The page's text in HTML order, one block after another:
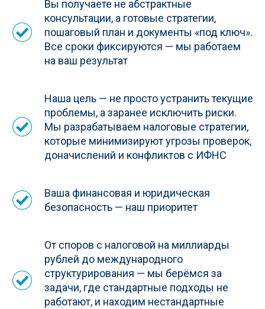
Вы получаете не абстрактные
консультации, а готовые стратегии,
пошаговый план и документы «под ключ».
Все сроки фиксируются — мы работаем
на ваш результат
Наша цель — не просто устранить текущие
проблемы, а заранее исключить риски.
Мы разрабатываем налоговые стратегии,
которые минимизируют угрозы проверок,
доначислений и конфликтов с ИФНС
Ваша финансовая и юридическая
безопасность — наш приоритет
От споров с налоговой на миллиарды
рублей до международного
структурирования — мы берёмся за
задачи, где стандартные подходы не
работают, и находим нестандартные